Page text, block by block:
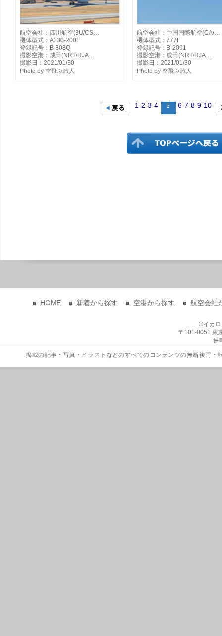
航空会社：四川航空(3U/CS…
機体型式：A330-200F
登録記号：B-308Q
撮影空港：成田(NRT/RJA…
撮影日：2021/01/30
Photo by 空飛ぶ旅人
航空会社：中国国際航空(CA/…
機体型式：777F
登録記号：B-2091
撮影空港：成田(NRT/RJA…
撮影日：2021/01/30
Photo by 空飛ぶ旅人
1 2 3 4 5 6 7 8 9 10
HOME 新着から探す 空港から探す 航空会社
©イカ
〒101-0051 東
保
掲載の記事・写真・イラストなどのすべてのコンテンツの無断複